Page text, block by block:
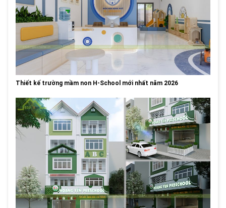
Thiết kế trường mầm non H-School mới nhất năm 2026